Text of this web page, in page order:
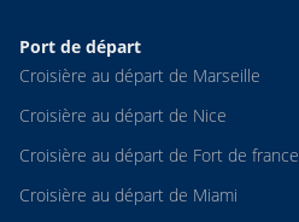
Port de départ
Croisière au départ de Marseille
Croisière au départ de Nice
Croisière au départ de Fort de france
Croisière au départ de Miami